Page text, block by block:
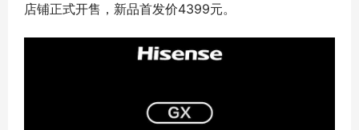
店铺正式开售，新品首发价4399元。